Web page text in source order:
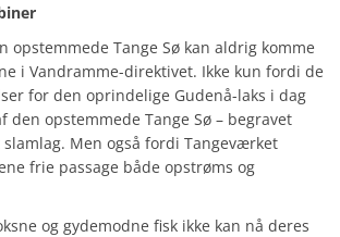
opstemmede Tange Sø kan aldrig komme
i Vandramme-direktivet. Ikke kun fordi de
for den oprindelige Gudenå-laks i dag
den opstemmede Tange Sø – begravet
Men også fordi Tangeværket
frie passage både opstrøms og
og gydemodne fisk ikke kan nå deres